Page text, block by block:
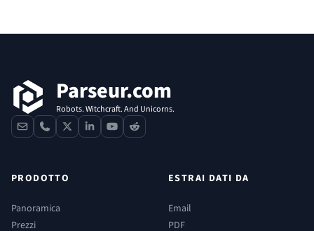
Parseur.com
Robots. Witchcraft. And Unicorns.
contactphone
x linkedinyoutube
reddit
PRODOTTO
Panoramica
Prezzi
ESTRAI DATI DA
Email
PDF